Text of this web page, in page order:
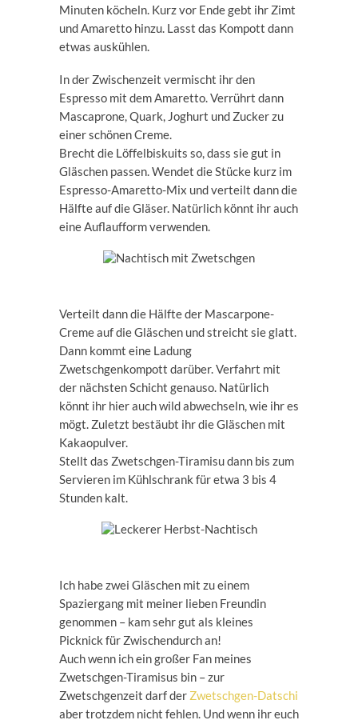
Minuten köcheln. Kurz vor Ende gebt ihr Zimt
und Amaretto hinzu. Lasst das Kompott dann
etwas auskühlen.
In der Zwischenzeit vermischt ihr den
Espresso mit dem Amaretto. Verrührt dann
Mascaprone, Quark, Joghurt und Zucker zu
einer schönen Creme.
Brecht die Löffelbiskuits so, dass sie gut in
Gläschen passen. Wendet die Stücke kurz im
Espresso-Amaretto-Mix und verteilt dann die
Hälfte auf die Gläser. Natürlich könnt ihr auch
eine Auflaufform verwenden.
Verteilt dann die Hälfte der Mascarpone-
Creme auf die Gläschen und streicht sie glatt.
Dann kommt eine Ladung
Zwetschgenkompott darüber. Verfahrt mit
der nächsten Schicht genauso. Natürlich
könnt ihr hier auch wild abwechseln, wie ihr es
mögt. Zuletzt bestäubt ihr die Gläschen mit
Kakaopulver.
Stellt das Zwetschgen-Tiramisu dann bis zum
Servieren im Kühlschrank für etwa 3 bis 4
Stunden kalt.
Ich habe zwei Gläschen mit zu einem
Spaziergang mit meiner lieben Freundin
genommen – kam sehr gut als kleines
Picknick für Zwischendurch an!
Auch wenn ich ein großer Fan meines
Zwetschgen-Tiramisus bin – zur
Zwetschgenzeit darf der Zwetschgen-Datschi
aber trotzdem nicht fehlen. Und wenn ihr euch